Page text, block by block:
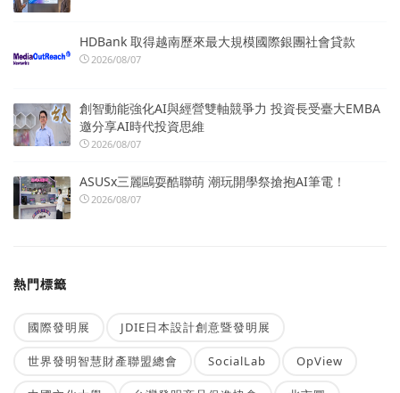
HDBank 取得越南歷來最大規模國際銀團社會貸款
2026/08/07
創智動能強化AI與經營雙軸競爭力 投資長受臺大EMBA
邀分享AI時代投資思維
2026/08/07
ASUSx三麗鷗耍酷聯萌 潮玩開學祭搶抱AI筆電！
2026/08/07
熱門標籤
國際發明展 JDIE日本設計創意暨發明展
世界發明智慧財產聯盟總會 SocialLab OpView